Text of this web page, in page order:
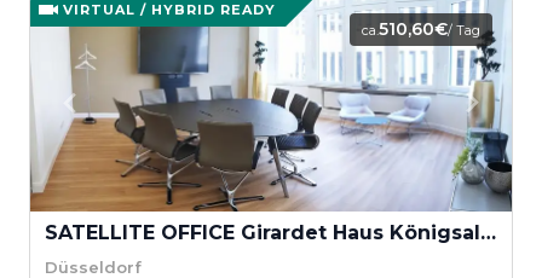
VIRTUAL / HYBRID READY
ca.510,60€/ Tag
SATELLITE OFFICE Girardet Haus Königsallee - Presentation Meet "Rheinturm"
Düsseldorf